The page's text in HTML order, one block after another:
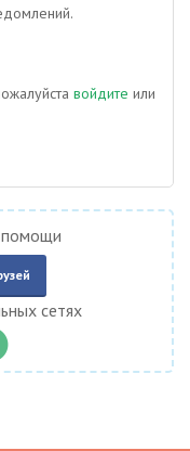
войдите или
помощи
сетях